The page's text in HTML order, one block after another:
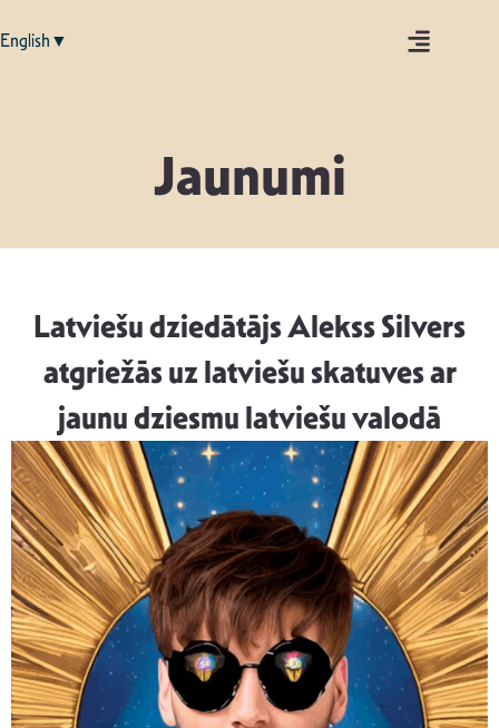
English▼
Jaunumi
Latviešu dziedātājs Alekss Silvers
atgriežās uz latviešu skatuves ar
jaunu dziesmu latviešu valodā